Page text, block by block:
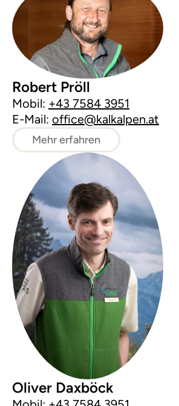
Robert Pröll
Mobil: +43 7584 3951
E-Mail: office@kalkalpen.at
Mehr erfahren
Oliver Daxböck